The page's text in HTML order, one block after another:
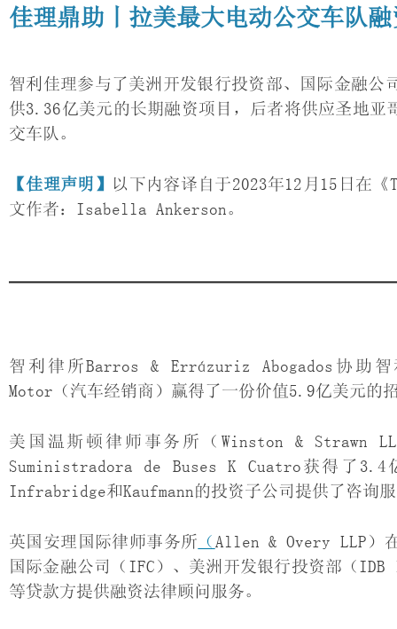
佳理鼎助丨拉美最大电动公交车队
智利佳理参与了美洲开发银行投资部、国际金融
供3.36亿美元的长期融资项目，后者将供应圣地
交车队。
【佳理声明】
以下内容译自于2023年12月15日在
文作者：Isabella Ankerson。
智利律所Barros & Errázuriz Abogados协助智
Motor（汽车经销商）赢得了一份价值5.9亿美元的
美国温斯顿律师事务所（Winston & Strawn
Suministradora de Buses K Cuatro获得了
Infrabridge和Kaufmann的投资子公司提供了咨询
英国安理国际律师事务所 （ Allen & Overy LLP）
国际金融公司（IFC）、美洲开发银行投资部（
等贷款方提供融资法律顾问服务。